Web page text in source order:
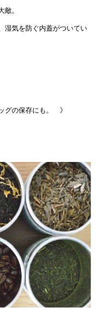
敵。
湿気を防ぐ内蓋がついてい
グの保存にも。 》